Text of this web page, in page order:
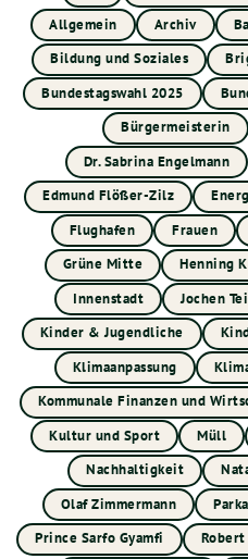
Allgemein
Archiv
Bildung und Soziales
Bundestagswahl 2025
Bürgermeisterin
Dr. Sabrina Engelmann
Edmund Flößer-Zilz
Flughafen
Frauen
Grüne Mitte
Henning
Innenstadt
Jochen
Kinder & Jugendliche
Klimaanpassung
Kommunale Finanzen und
Kultur und Sport
Müll
Nachhaltigkeit
Olaf Zimmermann
Prince Sarfo Gyamfi
Robert